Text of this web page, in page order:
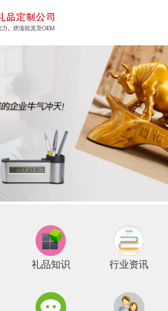
礼品知识 行业资讯